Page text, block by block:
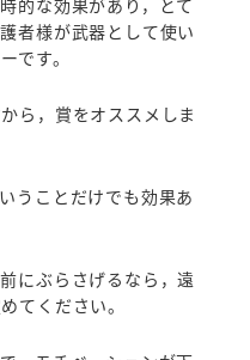
者様が武器として使い
です。
ら，賞をオススメしま
うことだけでも効果あ
にぶらさげるなら，遠
てください。